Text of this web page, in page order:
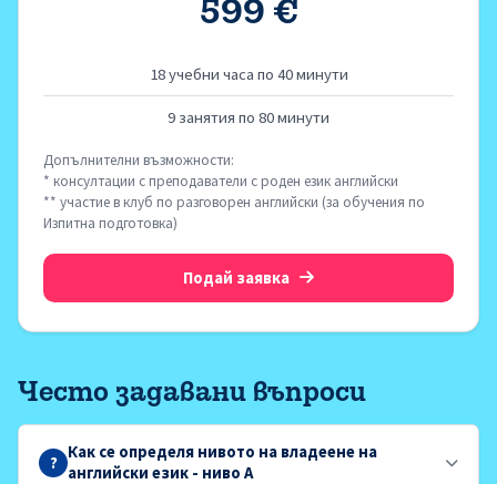
599 €
18 учебни часа по 40 минути
9 занятия по 80 минути
Допълнителни възможности:
* консултации с преподаватели с роден език английски
** участие в клуб по разговорен английски (за обучения по
Изпитна подготовка)
Подай заявка
Често задавани въпроси
?
Как се определя нивото на владеене на
английски език - ниво A